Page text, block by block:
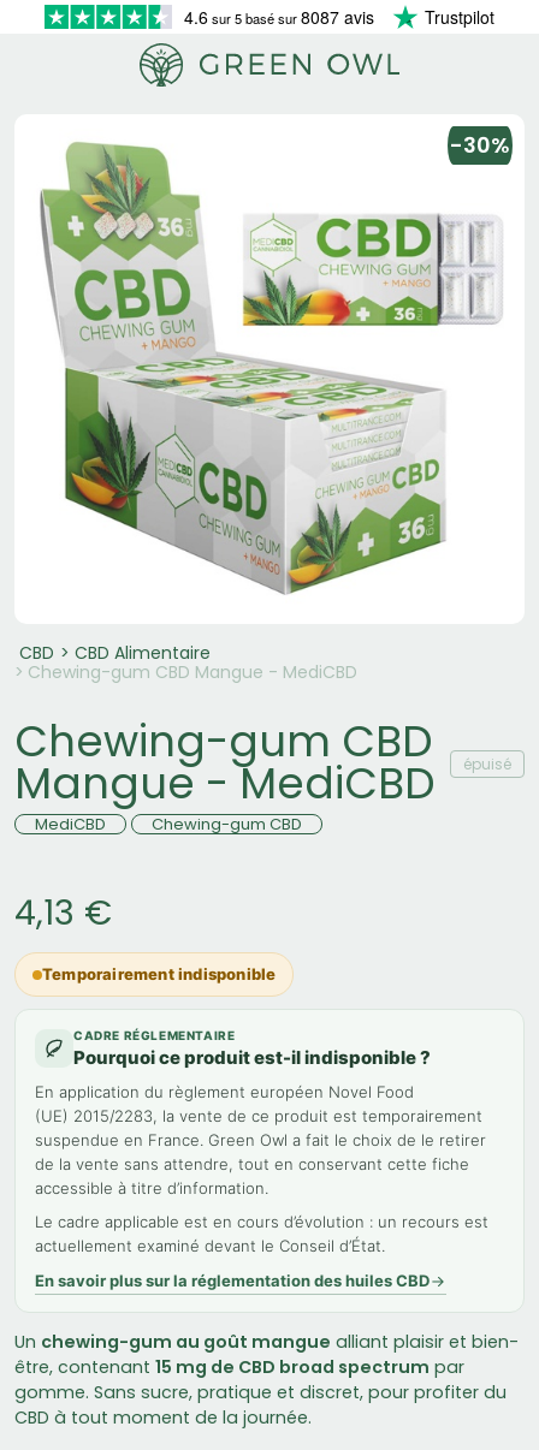
4.6sur 5 basé sur8087 avis Trustpilot
-30%
CBD
CBD Alimentaire
Chewing-gum CBD Mangue - MediCBD
Chewing-gum CBD
Mangue - MediCBD épuisé
MediCBD Chewing-gum CBD
4,13 €
Temporairement indisponible
CADRE RÉGLEMENTAIRE
Pourquoi ce produit est-il indisponible ?
En application du règlement européen Novel Food
(UE) 2015/2283, la vente de ce produit est temporairement
suspendue en France. Green Owl a fait le choix de le retirer
de la vente sans attendre, tout en conservant cette fiche
accessible à titre d’information.
Le cadre applicable est en cours d’évolution : un recours est
actuellement examiné devant le Conseil d’État.
En savoir plus sur la réglementation des huiles CBD
Un chewing-gum au goût mangue alliant plaisir et bien-
être, contenant 15 mg de CBD broad spectrum par
gomme. Sans sucre, pratique et discret, pour profiter du
CBD à tout moment de la journée.